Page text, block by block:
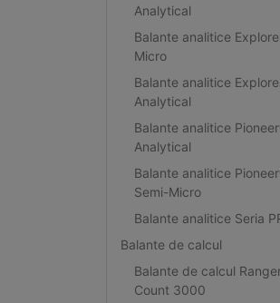
Analytical
Balante analitice
Micro
Balante analitice
Analytical
Balante analitice
Analytical
Balante analitice
Semi-Micro
Balante analitice Seria
Balante de calcul
Balante de calcul
Count 3000